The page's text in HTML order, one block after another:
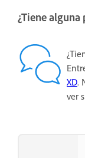
¿Tiene alguna
XD.
ver